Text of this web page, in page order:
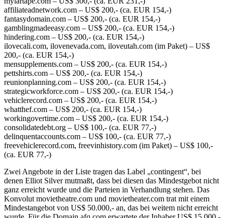
affiliateadnetwork.com – US$ 200,- (ca. EUR 154,-)
fantasydomain.com – US$ 200,- (ca. EUR 154,-)
gamblingmadeeasy.com – US$ 200,- (ca. EUR 154,-)
hindering.com – US$ 200,- (ca. EUR 154,-)
ilovecali.com, ilovenevada.com, iloveutah.com (im Paket) – US$
200,- (ca. EUR 154,-)
mensupplements.com – US$ 200,- (ca. EUR 154,-)
pettshirts.com – US$ 200,- (ca. EUR 154,-)
reunionplanning.com – US$ 200,- (ca. EUR 154,-)
strategicworkforce.com – US$ 200,- (ca. EUR 154,-)
vehiclerecord.com – US$ 200,- (ca. EUR 154,-)
whatthef.com – US$ 200,- (ca. EUR 154,-)
workingovertime.com – US$ 200,- (ca. EUR 154,-)
consolidatedebt.org – US$ 100,- (ca. EUR 77,-)
delinquentaccounts.com – US$ 100,- (ca. EUR 77,-)
freevehiclerecord.com, freevinhistory.com (im Paket) – US$ 100,-
(ca. EUR 77,-)
Zwei Angebote in der Liste tragen das Label „contingent“, bei
denen Elliot Silver mutmaßt, dass bei diesen das Mindestgebot nicht
ganz erreicht wurde und die Parteien in Verhandlung stehen. Das
Konvolut movietheatre.com und movietheater.com trat mit einem
Mindestangebot von US$ 50.000,- an, das bei weitem nicht erreicht